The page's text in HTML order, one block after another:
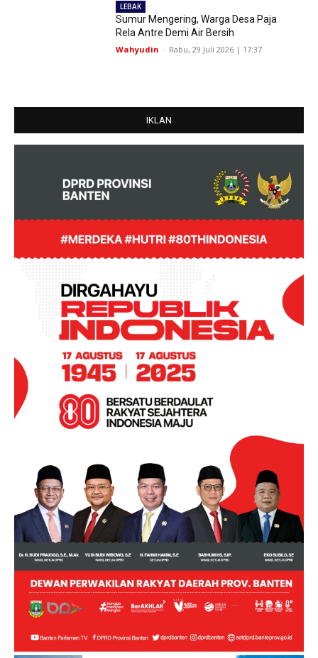
LEBAK
Sumur Mengering, Warga Desa Paja
Rela Antre Demi Air Bersih
Wahyudin - Rabu, 29 Juli 2026 | 17:37
IKLAN